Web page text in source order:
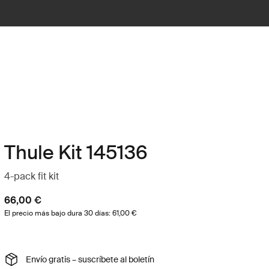
Thule Kit 145136
4-pack fit kit
66,00 €
El precio más bajo dura 30 días: 61,00 €
Envío gratis – suscríbete al boletín